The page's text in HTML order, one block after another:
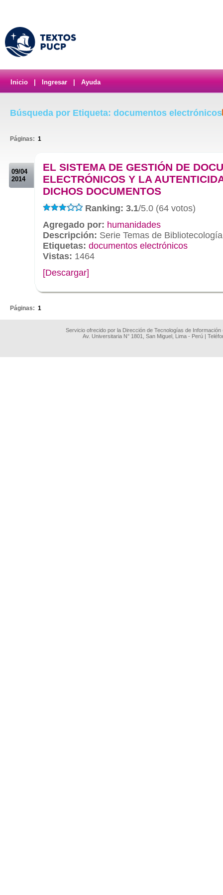
Inicio Ingresar Ayuda
Búsqueda por Etiqueta: documentos electrónicos
Páginas: 1
09/04
2014
EL SISTEMA DE GESTIÓN DE
ELECTRÓNICOS Y LA
DICHOS DOCUMENTOS
Ranking: 3.1/5.0 (64 votos)
Agregado por: humanidades
Descripción: Serie Temas de
Etiquetas: documentos electrónicos
Vistas: 1464
[Descargar]
Páginas: 1
Servicio ofrecido por la Dirección de Tecnologías de
Av. Universitaria N° 1801, San Miguel, Lima - Perú |